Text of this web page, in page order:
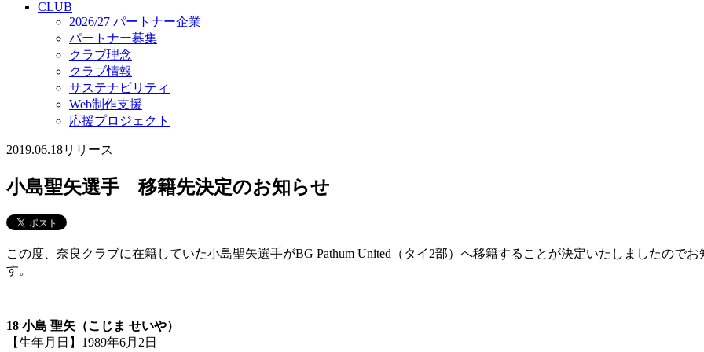
CLUB
2026/27 パートナー企業
パートナー募集
クラブ理念
クラブ情報
サステナビリティ
Web制作支援
応援プロジェクト
2019.06.18リリース
小島聖矢選手 移籍先決定のお知らせ
この度、奈良クラブに在籍していた小島聖矢選手がBG Pathum United（タイ2部）へ移籍することが決定いたしましたのでお
す。
18 小島 聖矢（こじま せいや）
【生年月日】1989年6月2日